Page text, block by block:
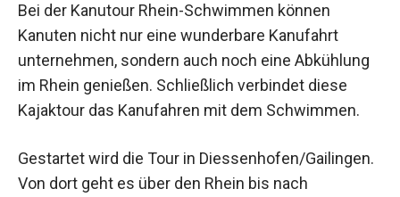
Bei der Kanutour Rhein-Schwimmen können
Kanuten nicht nur eine wunderbare Kanufahrt
unternehmen, sondern auch noch eine Abkühlung
im Rhein genießen. Schließlich verbindet diese
Kajaktour das Kanufahren mit dem Schwimmen.
Gestartet wird die Tour in Diessenhofen/Gailingen.
Von dort geht es über den Rhein bis nach